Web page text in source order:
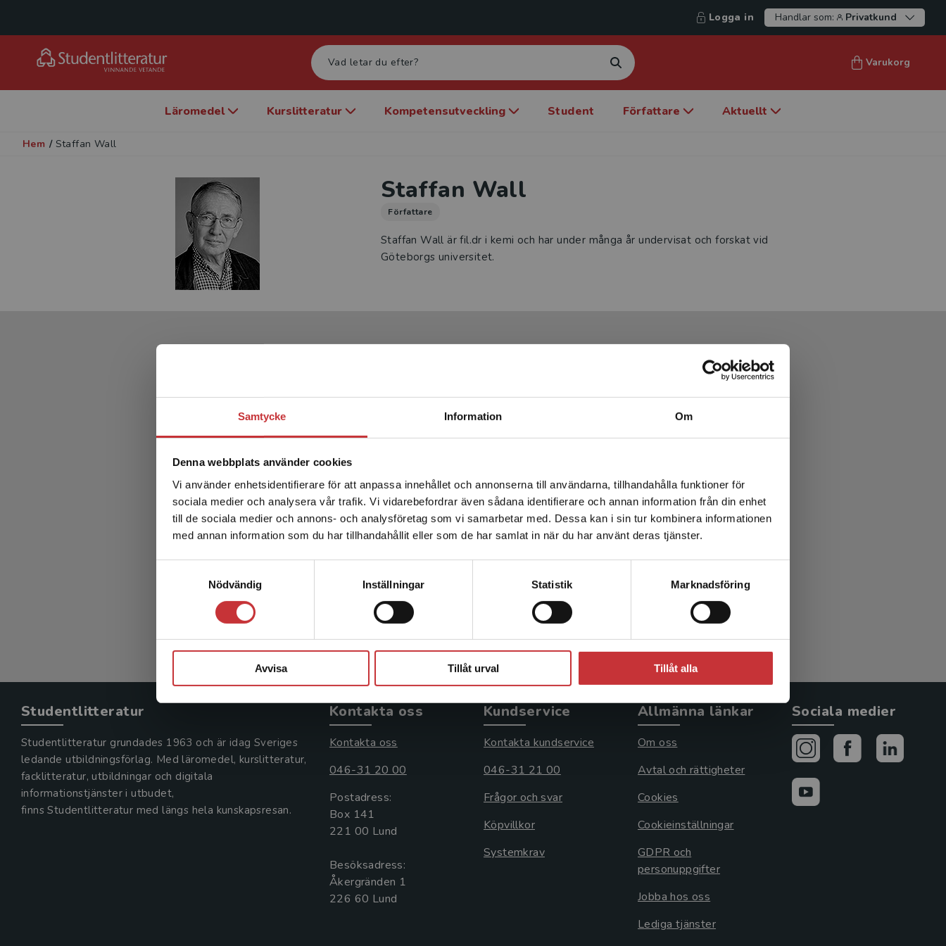
Samtycke Information Om
Denna webbplats använder cookies
Vi använder enhetsidentifierare för att anpassa innehållet och annonserna till användarna, tillhandahålla funktioner för
sociala medier och analysera vår trafik. Vi vidarebefordrar även sådana identifierare och annan information från din enhet
till de sociala medier och annons- och analysföretag som vi samarbetar med. Dessa kan i sin tur kombinera informationen
med annan information som du har tillhandahållit eller som de har samlat in när du har använt deras tjänster.
Nödvändig
Inställningar Statistik Marknadsföring
Avvisa Tillåt urval Tillåt alla
Begränsad fraktregion
Det verkar som att du besöker studentlitteratur.se via en
enhet utanför Sverige. Vi erbjuder inte leveranser utanför
Sverige. För att kunna slutföra ett köp måste
leveransadressen vara i Sverige.Läs mer
Logga in Handlar som: Privatkund
Varukorg
Läromedel Kurslitteratur Kompetensutveckling Student Författare Aktuellt
Hem / Staffan Wall
Staffan Wall
Författare
Staffan Wall är fil.dr i kemi och har under många år undervisat och forskat vid
Göteborgs universitet.
Yt- och kolloidkemi
458 kr
Exkl. moms: 432 kr
Studentlitteratur
Studentlitteratur grundades 1963 och är idag Sveriges
ledande utbildningsförlag. Med läromedel, kurslitteratur,
facklitteratur, utbildningar och digitala
informationstjänster i utbudet,
finns Studentlitteratur med längs hela kunskapsresan.
Kontakta oss
Kontakta oss
046-31 20 00
Postadress:
Box 141
221 00 Lund
Besöksadress:
Åkergränden 1
Kundservice
Kontakta kundservice
046-31 21 00
Frågor och svar
Köpvillkor
Systemkrav
Allmänna länkar
Om oss
Avtal och rättigheter
Cookies
Cookieinställningar
GDPR och
personuppgifter
Jobba hos oss
Lediga tjänster
Sociala medier